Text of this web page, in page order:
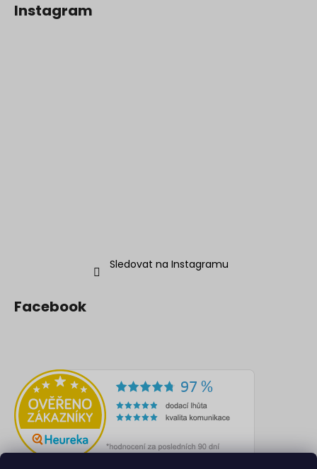
Instagram
Sledovat na Instagramu
Facebook